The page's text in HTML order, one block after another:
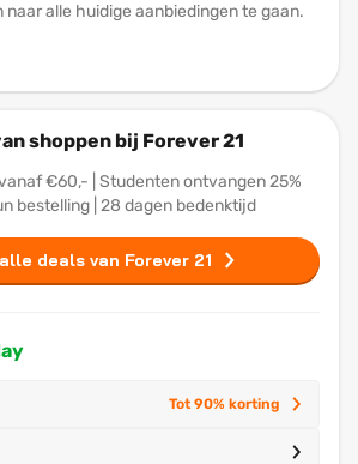
naar alle huidige aanbiedingen te gaan.
shoppen bij Forever 21
€60,- | Studenten ontvangen 25%
bestelling | 28 dagen bedenktijd
deals van Forever 21
Tot 90% korting